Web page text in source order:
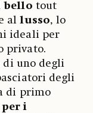
bello tout
allusso, lo
ideali per
privato.
di uno degli
degli
di primo
i